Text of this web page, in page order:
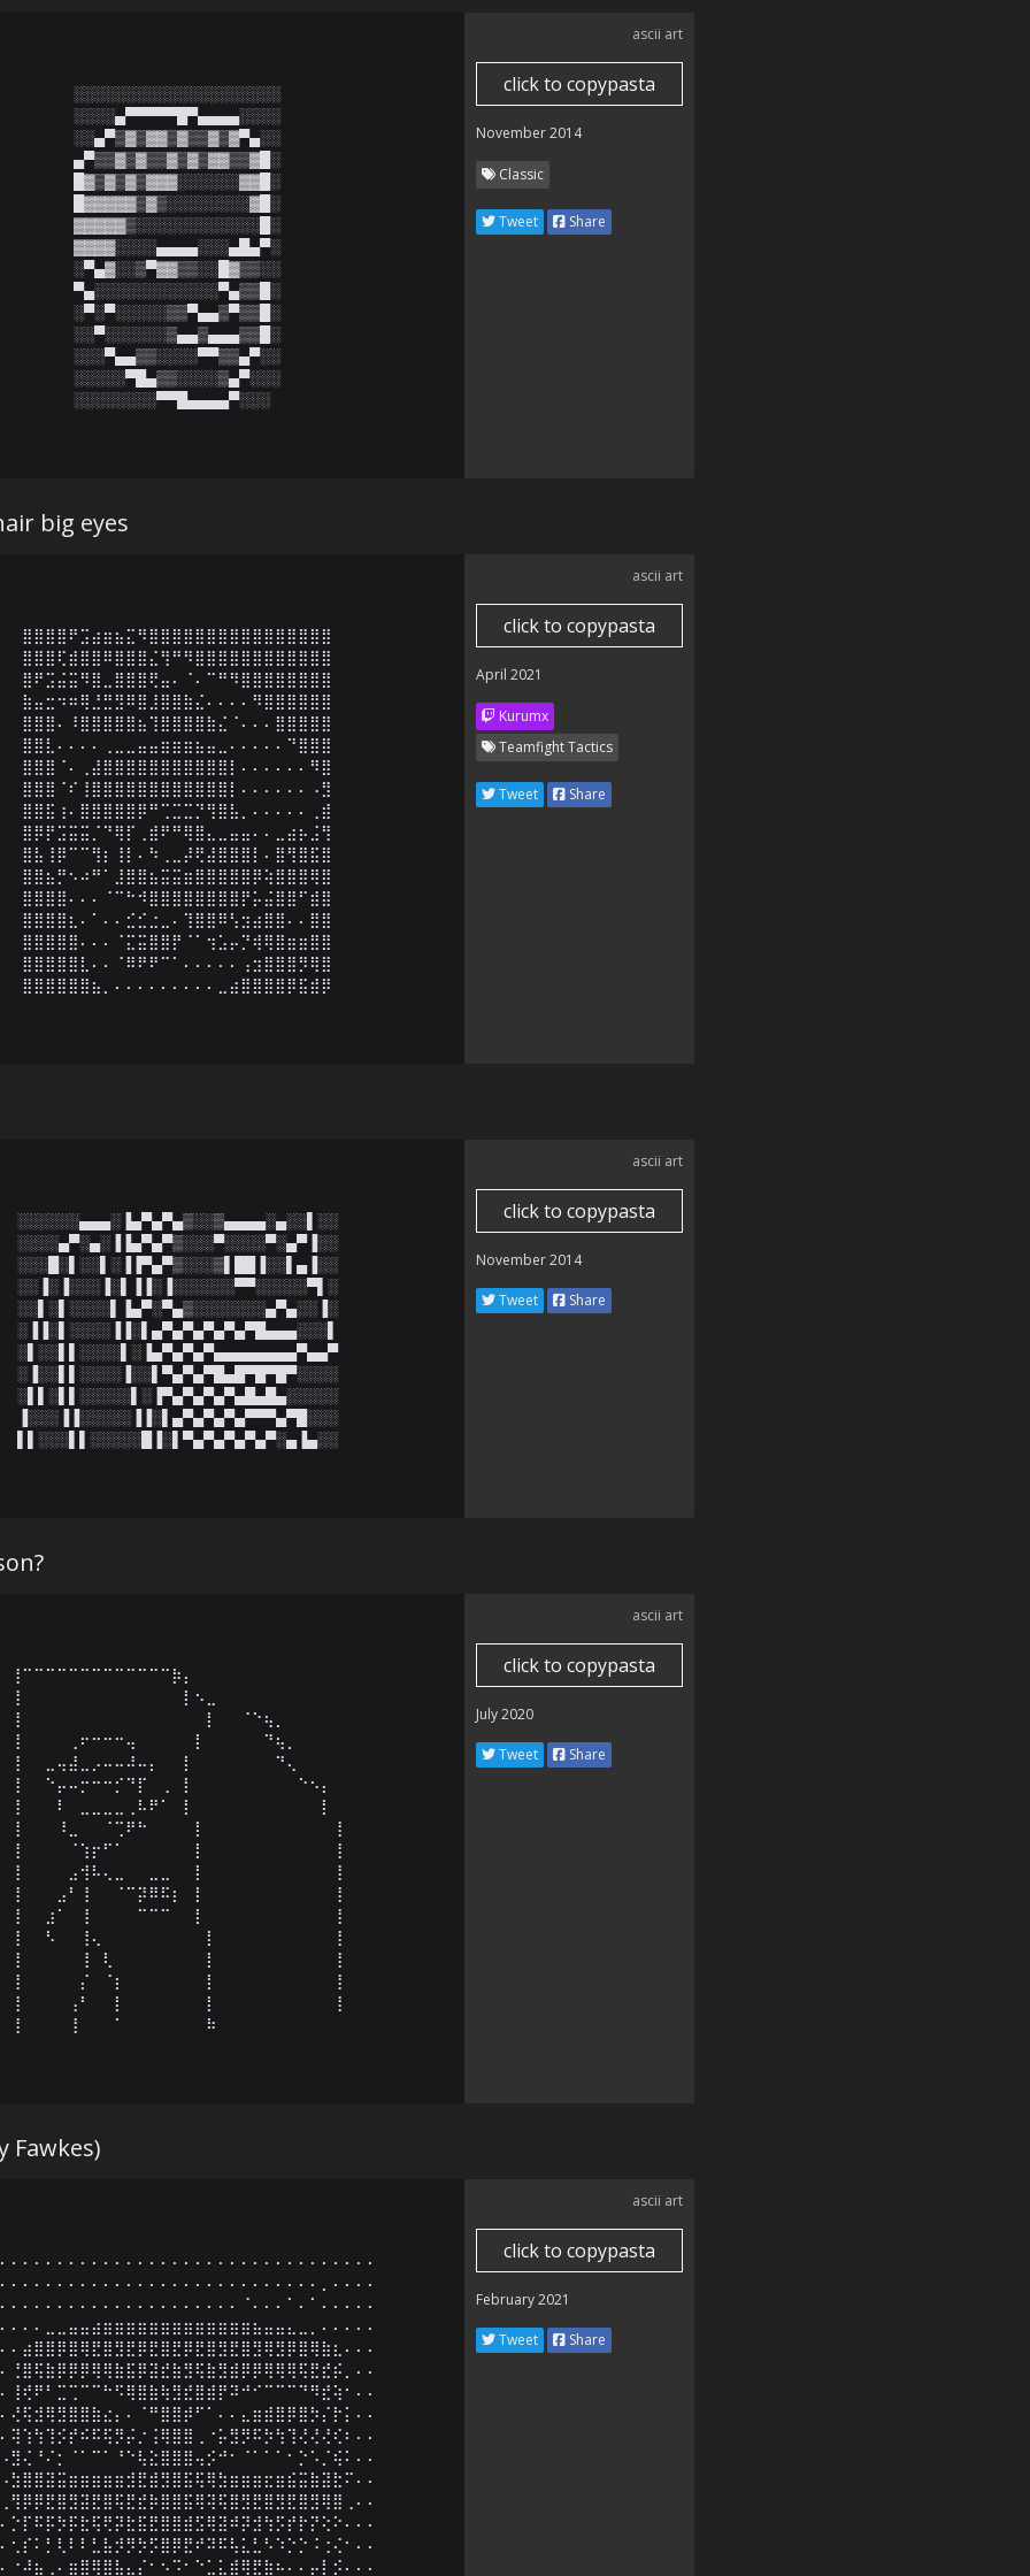
░░░░░░░░░░░░░░░░░░░░
░░░░▄▀▀▀▀▀█▀▄▄▄▄░░░░
░░▄▀▒▓▒▓▓▒▓▒▒▓▒▓▀▄░░
▄▀▒▒▓▒▓▒▒▓▒▓▒▓▓▒▒▓█░
█▓▒▓▒▓▒▓▓▓░░░░░░▓▓█░
█▓▓▓▓▓▒▓▒░░░░░░░░▓█░
▓▓▓▓▓▒░░░░░░░░░░░░█░
▓▓▓▓░░░░▄▄▄▄░░░▄█▄▀░
░▀▄▓░░▒▀▓▓▒▒░░█▓▒▒░░
▀▄░░░░░░░░░░░░▀▄▒▒█░
░▀░▀░░░░░▒▒▀▄▄▒▀▒▒█░
░░▀░░░░░░▒▄▄▒▄▄▄▒▒█░
░░░▀▄▄▒▒░░░░▀▀▒▒▄▀░░
░░░░░▀█▄▒▒░░░░▒▄▀░░░
░░░░░░░░▀▀█▄▄▄▄▀░░░
ascii art
click to copypasta
November 2014
Classic
Tweet Share
big eyes
⣿⣿⣿⣿⠟⣩⣴⣶⣦⣍⠻⣿⣿⣿⣿⣿⣿⣿⣿⣿⣿⣿⣿⣿⣿⣿⣿
⣿⣿⣿⢏⣾⣿⣿⠿⣿⣿⣿⣌⢻⠛⠻⣿⣿⣿⣿⣿⣿⣿⣿⣿⣿⣿⣿
⣿⠟⣩⣬⣭⠻⣿⣀⣿⣿⣿⢟⣤⠄⠈⠄⠉⠛⠻⣿⣿⣿⣿⣿⣿⣿⣿
⣷⣤⣒⠲⠶⢿⣘⣛⣻⠿⣿⣸⣿⣿⣷⣌⠄⠄⠄⠄⠻⣿⣿⣿⣿⣿⣿
⣿⣿⣿⠄⠸⣿⣿⣿⣿⣿⣦⢹⣿⣿⣿⣿⣷⣌⠈⠄⠄⠄⣿⣿⣿⣿⣿
⣿⣿⣇⠄⠄⠄⠄⢀⣀⣀⣤⣤⣶⣶⣶⣦⣤⣀⠄⠄⠄⠄⠄⠙⣿⣿⣿
⣿⣿⣿⠈⠄⢀⣼⣿⣿⣿⣿⣿⣿⣿⣿⣿⣿⣿⡇⠄⠄⠄⠄⠄⠄⠻⣿
⣿⣿⣿⠈⠎⢸⣿⣿⣿⣿⣿⣿⣿⣿⣿⣿⣿⣿⡇⠄⠄⠄⠄⠄⠄⠠⣻
⣿⣿⣯⢰⠄⣿⣿⣿⣿⣿⡿⠛⢉⣉⣉⡙⢻⣿⣧⡀⠄⠄⠄⠄⠄⢀⣾
⣿⡿⡟⣩⣭⣭⡈⠙⢿⡏⢀⣾⠟⠛⢿⣿⣄⣀⣤⣤⠄⠄⣀⣴⡦⣨⢻
⣿⣧⢸⡿⠉⠉⢻⡆⢸⡇⠄⠳⢀⣀⡼⢟⣼⣿⣿⣿⡇⠄⣿⢻⣿⣯⣿
⣿⣿⣦⡛⠢⠴⠛⠁⣸⣿⣿⣦⣭⣭⣶⣿⣿⣿⣿⣿⡿⢵⣿⣿⣿⢿⣿
⣿⣿⣿⣿⠄⠄⠄⠈⠉⠓⠺⣿⣿⣿⣿⣿⣿⣿⣿⡟⡥⣬⣿⣿⠋⣾⣿
⣿⣿⣿⣿⣆⠄⠁⠄⠄⣊⣊⣐⣀⠄⢹⣿⣿⠿⢣⣲⣴⣿⣿⠄⠄⣿⣿
⣿⣿⣿⣿⣿⠄⠄⠄⠈⣍⣭⣿⣿⡟⠈⠁⢲⣡⡤⡙⢾⢿⣿⣶⣶⣿⣿
⣿⣿⣿⣿⣿⣇⠄⠄⠈⠿⠟⠟⠉⠁⠄⠄⠄⠄⠄⢠⣲⣿⣿⣿⡻⢿⣿
⣿⣿⣿⣿⣿⣿⣦⡀⠄⠄⠄⠄⠄⠄⠄⠄⠄⣀⣴⣿⣿⣿⣿⡿⣯⣾⡿
ascii art
click to copypasta
April 2021
Kurumx
Teamfight Tactics
Tweet Share
░░░░░░▄▄▄░▐▄▀▄▀▄▒░░▒▄▄▄▄░▄░░▌░░
░░░░▄▀░▄░▐▐▄▀▄▀▒░░░▀░░░░▀░▄▀▐░░
░░░█░▌░░▌░▐▐▀▄▀▒░░░▒▌██▐░░▌▄▐░░
░░▐░▐░░░▐░▌▐▐░▐░░░░░░▀▀░░░░░▀▌░
░░▌░▌░░░░▌▐▄▀░▀▄▒░░░░░░░▄▀▄░░▐░
░▐▐░▌░░░░▐▐░▌▄▀▄▀▄▀▄▀▄▀█▄▄▄░░░▌
░▌░░▌▌░░░░▌░▐▄▀▄▀▄▀▄▄▄▄▄▄▄▄▀▄▄▀
░▐░░▌▌░░░░▐░░▌▀▄▀▄▀█▄█▀█▀█▀░░░░
░▌▌░▌▌░░░░░▌░▐▀▄▀▄▀▄▀▄█▄█▄░░░░░
▐░░░▐▐░░░░░▐▐░▌▄▀▄▀▄▀▄▀▀▀▄▀█░░░
▌▌░░░▌▌░░░░░█▐░▌▀▄▀▄▀▄▀▄▀░▄▐▄░░
ascii art
click to copypasta
November 2014
Tweet Share
⢸⠉⠉⠉⠉⠉⠉⠉⠉⠉⠉⠉⠉⠉⡷⡄⠀⠀⠀⠀⠀⠀⠀⠀⠀⠀⠀⠀⠀
⢸⠀⠀⠀⠀⠀⠀⠀⠀⠀⠀⠀⠀⠀⠀⡇⠢⣀⠀⠀⠀⠀⠀⠀⠀⠀⠀⠀⠀
⢸⠀⠀⠀⠀⠀⠀⠀⠀⠀⠀⠀⠀⠀⠀⠀⠀⡇⠀⠀⠈⠑⢦⡀⠀⠀⠀⠀⠀
⢸⠀⠀⠀⠀⢀⠖⠒⠒⠒⢤⠀⠀⠀⠀⠀⡇⠀⠀⠀⠀⠀⠙⢦⡀⠀⠀⠀⠀
⢸⠀⠀⣀⢤⣼⣀⡠⠤⠤⠼⠤⡄⠀⠀⡇⠀⠀⠀⠀⠀⠀⠀⠙⢄⠀⠀⠀⠀
⢸⠀⠀⠑⡤⠤⡒⠒⠒⡊⠙⡏⠀⢀⠀⡇⠀⠀⠀⠀⠀⠀⠀⠀⠀⠑⠢⡄⠀
⢸⠀⠀⠀⠇⠀⣀⣀⣀⣀⢀⠧⠟⠁⠀⡇⠀⠀⠀⠀⠀⠀⠀⠀⠀⠀⠀⡇⠀
⢸⠀⠀⠀⠸⣀⠀⠀⠈⢉⠟⠓⠀⠀⠀⠀⡇⠀⠀⠀⠀⠀⠀⠀⠀⠀⠀⠀⢸
⢸⠀⠀⠀⠀⠈⢱⡖⠋⠁⠀⠀⠀⠀⠀⠀⡇⠀⠀⠀⠀⠀⠀⠀⠀⠀⠀⠀⢸
⢸⠀⠀⠀⠀⣠⢺⠧⢄⣀⠀⠀⣀⣀⠀⠀⡇⠀⠀⠀⠀⠀⠀⠀⠀⠀⠀⠀⢸
⢸⠀⠀⠀⣠⠃⢸⠀⠀⠈⠉⡽⠿⠯⡆⠀⡇⠀⠀⠀⠀⠀⠀⠀⠀⠀⠀⠀⢸
⢸⠀⠀⣰⠁⠀⢸⠀⠀⠀⠀⠉⠉⠉⠀⠀⡇⠀⠀⠀⠀⠀⠀⠀⠀⠀⠀⠀⢸
⢸⠀⠀⠣⠀⠀⢸⢄⠀⠀⠀⠀⠀⠀⠀⠀⠀⡇⠀⠀⠀⠀⠀⠀⠀⠀⠀⠀⢸
⢸⠀⠀⠀⠀⠀⢸⠀⢇⠀⠀⠀⠀⠀⠀⠀⠀⡇⠀⠀⠀⠀⠀⠀⠀⠀⠀⠀⢸
⢸⠀⠀⠀⠀⠀⡌⠀⠈⡆⠀⠀⠀⠀⠀⠀⠀⡇⠀⠀⠀⠀⠀⠀⠀⠀⠀⠀⢸
⢸⠀⠀⠀⠀⢠⠃⠀⠀⡇⠀⠀⠀⠀⠀⠀⠀⡇⠀⠀⠀⠀⠀⠀⠀⠀⠀⠀⢸
⢸⠀⠀⠀⠀⢸⠀⠀⠀⠁⠀⠀⠀⠀⠀⠀⠀⠷
ascii art
click to copypasta
July 2020
Tweet Share
Fawkes)
ascii art
click to copypasta
February 2021
Tweet Share